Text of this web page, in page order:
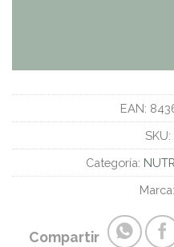
EAN:
SKU:
Categoría:
Marca:
Compartir